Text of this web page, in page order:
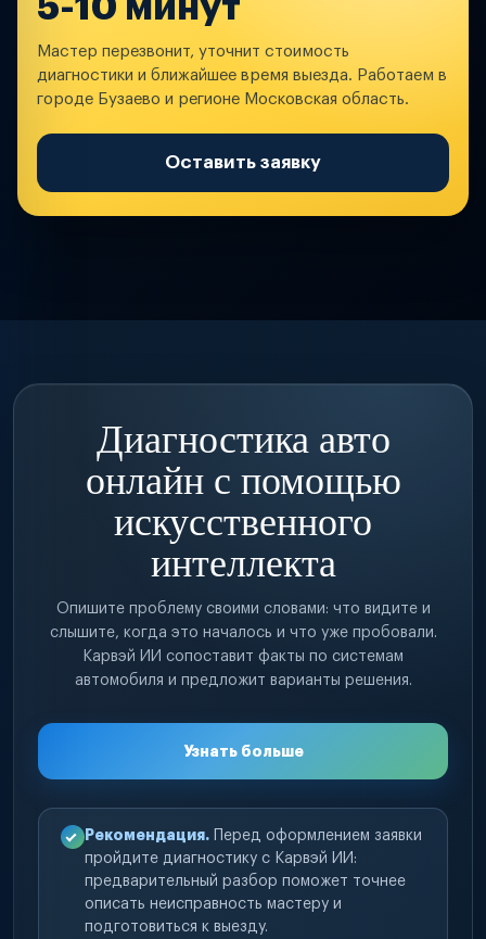
5-10 минут
Мастер перезвонит, уточнит стоимость
диагностики и ближайшее время выезда. Работаем в
городе Бузаево и регионе Московская область.
Оставить заявку
Диагностика авто
онлайн с помощью
искусственного
интеллекта
Опишите проблему своими словами: что видите и
слышите, когда это началось и что уже пробовали.
Карвэй ИИ сопоставит факты по системам
автомобиля и предложит варианты решения.
Узнать больше
Рекомендация. Перед оформлением заявки
пройдите диагностику с Карвэй ИИ:
предварительный разбор поможет точнее
описать неисправность мастеру и
подготовиться к выезду.